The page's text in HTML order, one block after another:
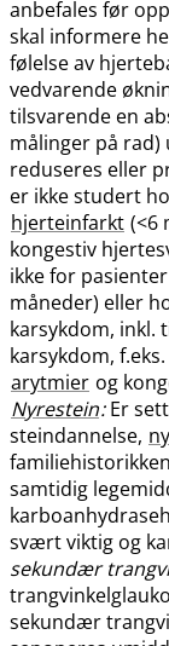
anbefales før
skal informere
følelse av
vedvarende
tilsvarende en
målinger på rad)
reduseres eller
er ikke studert
hjerteinfarkt (<6
kongestiv
ikke for
måneder) eller
karsykdom, inkl.
karsykdom,
arytmier og
Nyrestein:Er
steindannelse,
samtidig
svært viktig og
sekundær
sekundær